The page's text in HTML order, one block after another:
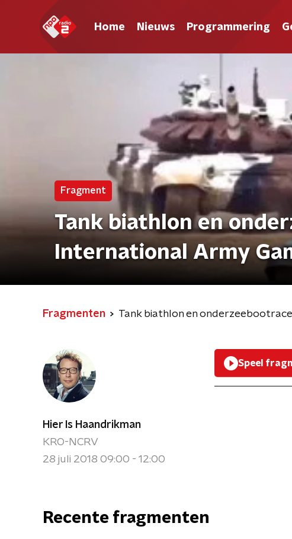
Home Nieuws Programmering
Fragment
Tank biathlon en
International Army
Fragmenten Tank biathlon en
Hier Is Haandrikman
KRO-NCRV
28 juli 2018 09:00 - 12:00
Speel
Recente fragmenten